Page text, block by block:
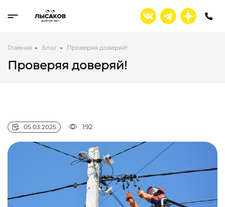
Главная Блог Проверяя доверяй!
Проверяя доверяй!
05.03.2025 192